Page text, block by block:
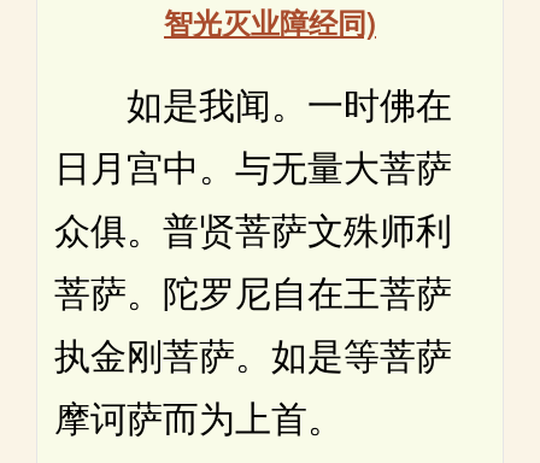
智光灭业障经同)
如是我闻。一时佛在
日月宫中。与无量大菩萨
众俱。普贤菩萨文殊师利
菩萨。陀罗尼自在王菩萨
执金刚菩萨。如是等菩萨
摩诃萨而为上首。